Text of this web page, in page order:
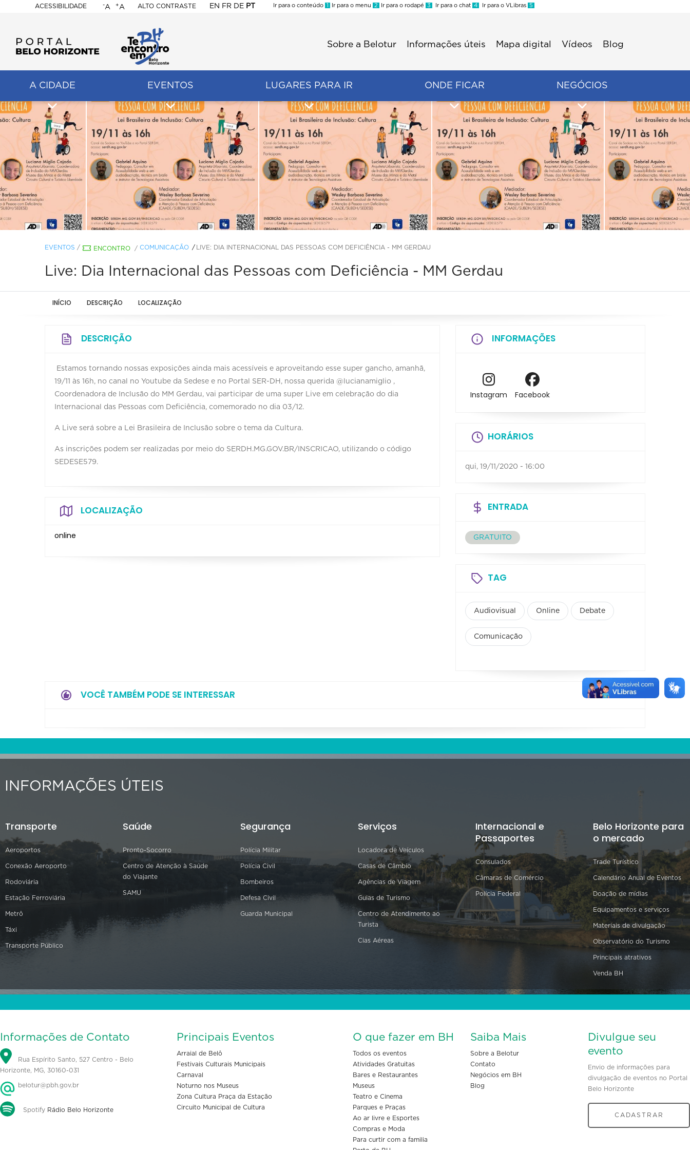
ACESSIBILIDADE
BELO
HORIZONTE
-A +A ALTO CONTRASTE EN FR DE PT
Ir para o conteúdo 1 Ir para o menu 2 Ir para o rodapé 3 Ir para o chat 4 Ir para o VLibras 5
Sobre a Belotur Informações úteis Mapa digital Vídeos Blog
A CIDADE EVENTOS LUGARES PARA IR ONDE FICAR NEGÓCIOS
EVENTOS / ENCONTRO / COMUNICAÇÃO LIVE: DIA INTERNACIONAL DAS PESSOAS COM DEFICIÊNCIA - MM GERDAU
Live: Dia Internacional das Pessoas com Deficiência - MM Gerdau
INÍCIO DESCRIÇÃO LOCALIZAÇÃO
DESCRIÇÃO
Estamos tornando nossas exposições ainda mais acessíveis e aproveitando esse super gancho, amanhã,
19/11 às 16h, no canal no Youtube da Sedese e no Portal SER-DH, nossa querida @lucianamiglio ,
Coordenadora de Inclusão do MM Gerdau, vai participar de uma super Live em celebração do dia
Internacional das Pessoas com Deficiência, comemorado no dia 03/12.
A Live será sobre a Lei Brasileira de Inclusão sobre o tema da Cultura.
As inscrições podem ser realizadas por meio do SERDH.MG.GOV.BR/INSCRICAO, utilizando o código
SEDESE579.⁣
LOCALIZAÇÃO
online
INFORMAÇÕES
Instagram Facebook
HORÁRIOS
qui, 19/11/2020 - 16:00
ENTRADA
GRATUITO
TAG
Audiovisual Online Debate
Comunicação
VOCÊ TAMBÉM PODE SE INTERESSAR
INFORMAÇÕES ÚTEIS
Transporte
Aeroportos
Conexão Aeroporto
Rodoviária
Estação Ferroviária
Metrô
Táxi
Transporte Público
Saúde
Pronto-Socorro
Centro de Atenção à Saúde
do Viajante
SAMU
Segurança
Polícia Militar
Polícia Civil
Bombeiros
Defesa Civil
Guarda Municipal
Serviços
Locadora de Veículos
Casas de Câmbio
Agências de Viagem
Guias de Turismo
Centro de Atendimento ao
Turista
Cias Aéreas
Internacional e
Passaportes
Consulados
Câmaras de Comércio
Polícia Federal
Belo Horizonte para
o mercado
Trade Turístico
Calendário Anual de Eventos
Doação de mídias
Equipamentos e serviços
Materiais de divulgação
Observatório do Turismo
Principais atrativos
Venda BH
Informações de Contato
Rua Espírito Santo, 527 Centro - Belo
Horizonte, MG, 30160-031
belotur@pbh.gov.br
Spotify Rádio Belo Horizonte
Principais Eventos
Arraial de Belô
Festivais Culturais Municipais
Carnaval
Noturno nos Museus
Zona Cultura Praça da Estação
Circuito Municipal de Cultura
O que fazer em BH
Todos os eventos
Atividades Gratuitas
Bares e Restaurantes
Museus
Teatro e Cinema
Parques e Praças
Ao ar livre e Esportes
Compras e Moda
Para curtir com a familia
Saiba Mais
Sobre a Belotur
Contato
Negócios em BH
Blog
Divulgue seu
evento
Envio de informações para
divulgação de eventos no Portal
Belo Horizonte
CADASTRAR